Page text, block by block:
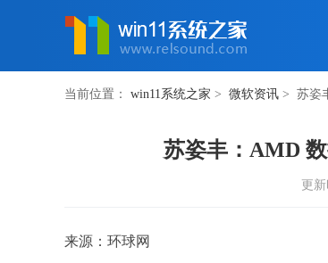
当前位置： win11系统之家 > 微软资讯 > 苏姿
苏姿丰：AMD
更
来源：环球网